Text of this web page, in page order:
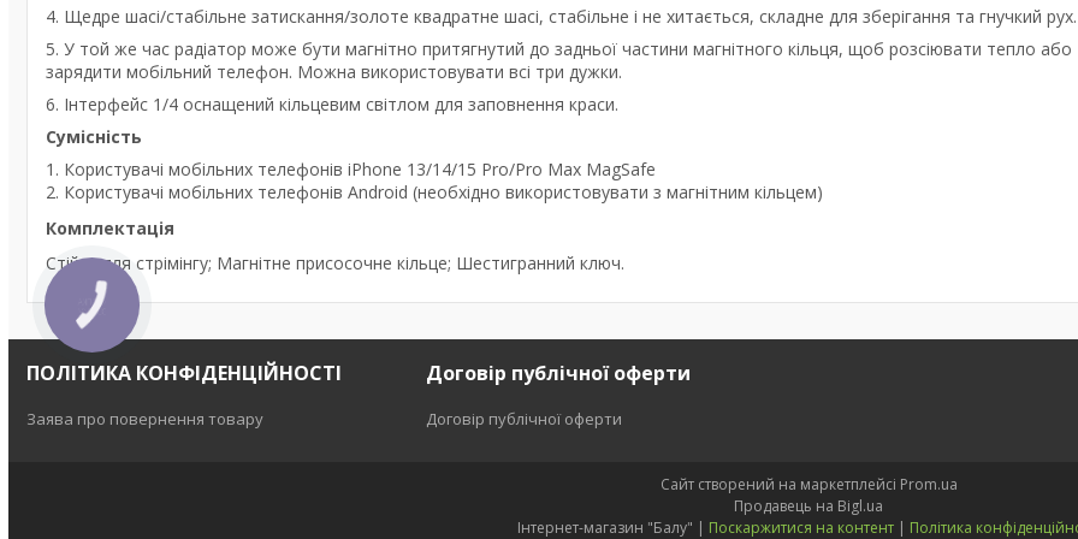
4. Щедре шасі/стабільне затискання/золоте квадратне шасі, стабільне і не хитається, складне для зберігання та гнучкий рух.
5. У той же час радіатор може бути магнітно притягнутий до задньої частини магнітного кільця, щоб розсіювати тепло або
зарядити мобільний телефон. Можна використовувати всі три дужки.
6. Інтерфейс 1/4 оснащений кільцевим світлом для заповнення краси.
Сумісність
1. Користувачі мобільних телефонів iPhone 13/14/15 Pro/Pro Max MagSafe
2. Користувачі мобільних телефонів Android (необхідно використовувати з магнітним кільцем)
Комплектація
Стійка для стрімінгу; Магнітне присосочне кільце; Шестигранний ключ.
ПОЛІТИКА КОНФІДЕНЦІЙНОСТІ
Заява про повернення товару
Договір публічної оферти
Договір публічної оферти
Сайт створений на маркетплейсі Prom.ua
Продавець на Bigl.ua
Інтернет-магазин "Балу" | Поскаржитися на контент | Політика
КНОПКА
ЗВ'ЯЗКУ